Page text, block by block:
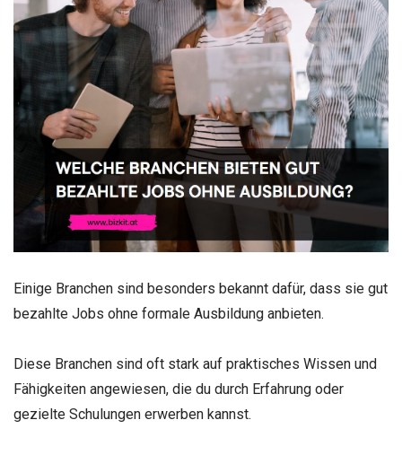
Einige Branchen sind besonders bekannt dafür, dass sie gut
bezahlte Jobs ohne formale Ausbildung anbieten.
Diese Branchen sind oft stark auf praktisches Wissen und
Fähigkeiten angewiesen, die du durch Erfahrung oder
gezielte Schulungen erwerben kannst.